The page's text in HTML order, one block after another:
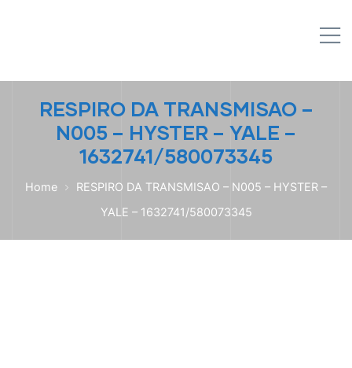
RESPIRO DA TRANSMISAO –
N005 – HYSTER – YALE –
1632741/580073345
Home
RESPIRO DA TRANSMISAO – N005 – HYSTER –
YALE – 1632741/580073345